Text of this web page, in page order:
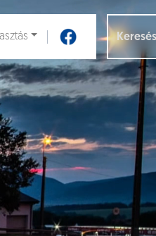
[ ]